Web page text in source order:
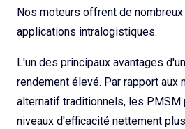
Nos moteurs offrent de
applications intralogistiques.
L'un des principaux avantages
rendement élevé. Par rapport aux
alternatif traditionnels, les PMSM
niveaux d'efficacité nettement